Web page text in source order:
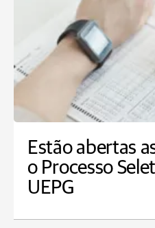
Estão abertas
o Processo
UEPG